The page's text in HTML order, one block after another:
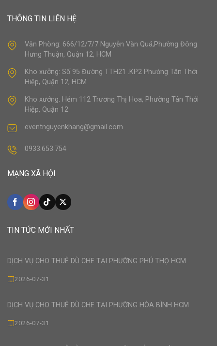
THÔNG TIN LIÊN HỆ
Văn Phòng: 666/12/7/7 Nguyễn Văn Quá,Phường Đông
Hưng Thuận, Quận 12, HCM
Kho xưởng: Số 95 Đường TTH21 .KP2 Phường Tân Thới
Hiệp, Quận 12, HCM
Kho xưởng: Hẻm 112 Trương Thị Hoa, Phường Tân Thới
Hiệp, Quận 12
eventnguyenkhang@gmail.com
0933.653.754
MẠNG XÃ HỘI
TIN TỨC MỚI NHẤT
DỊCH VỤ CHO THUÊ DÙ CHE TẠI PHƯỜNG PHÚ THỌ HCM
2026-07-31
DỊCH VỤ CHO THUÊ DÙ CHE TẠI PHƯỜNG HÒA BÌNH HCM
2026-07-31